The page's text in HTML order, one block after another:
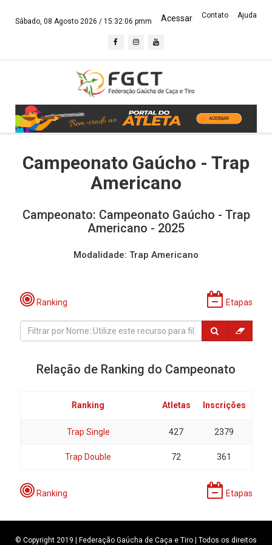
Sábado, 08 Agosto 2026 / 15:32:06 pmm Acessar Contato Ajuda
Campeonato Gaúcho - Trap
Americano
Campeonato: Campeonato Gaúcho - Trap
Americano - 2025
Modalidade: Trap Americano
Ranking Etapas
Relação de Ranking do Campeonato
Ranking Atletas Inscrições
Trap Single 427 2379
Trap Double 72 361
Ranking Etapas
© Copyright 2019 | Federação Gaúcha de Caça e Tiro | Todos os direitos